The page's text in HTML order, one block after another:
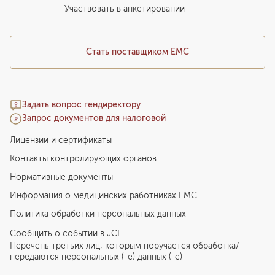
Медицинский туризм
Стать поставщиком ЕМС
Задать вопрос гендиректору
Запрос документов для налоговой
Участвовать в анкетировании
Лицензии и сертификаты
Контакты контролирующих органов
Нормативные документы
Информация о медицинских работниках EMC
Политика обработки персональных данных
Сообщить о событии в JCI
Перечень третьих лиц, которым поручается обработка/
передаются персональных (-е) данных (-е)